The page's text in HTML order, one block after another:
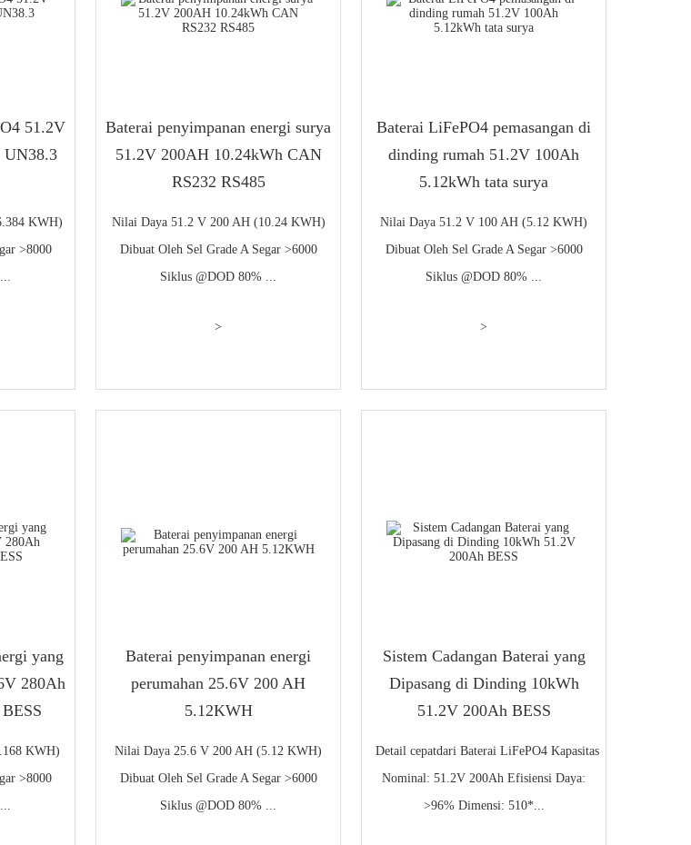
51.2V
UN38.3
KWH)
>8000
Baterai penyimpanan energi surya
51.2V 200AH 10.24kWh CAN
RS232 RS485
Nilai Daya 51.2 V 200 AH (10.24 KWH)
Dibuat Oleh Sel Grade A Segar >6000
Siklus @DOD 80% ...
>
Baterai LiFePO4 pemasangan di
dinding rumah 51.2V 100Ah
5.12kWh tata surya
Nilai Daya 51.2 V 100 AH (5.12 KWH)
Dibuat Oleh Sel Grade A Segar >6000
Siklus @DOD 80% ...
>
yang
280Ah
KWH)
>8000
Baterai penyimpanan energi
perumahan 25.6V 200 AH
5.12KWH
Nilai Daya 25.6 V 200 AH (5.12 KWH)
Dibuat Oleh Sel Grade A Segar >6000
Siklus @DOD 80% ...
Sistem Cadangan Baterai yang
Dipasang di Dinding 10kWh
51.2V 200Ah BESS
Detail cepatdari Baterai LiFePO4 Kapasitas
Nominal: 51.2V 200Ah Efisiensi Daya:
>96% Dimensi: 510*...